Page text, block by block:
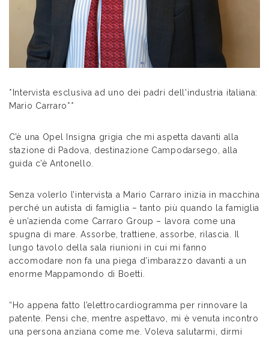
*Intervista esclusiva ad uno dei padri dell'industria italiana:
Mario Carraro**
C’è una Opel Insigna grigia che mi aspetta davanti alla
stazione di Padova, destinazione Campodarsego, alla
guida c’è Antonello.
Senza volerlo l’intervista a Mario Carraro inizia in macchina
perché un autista di famiglia – tanto più quando la famiglia
è un’azienda come Carraro Group – lavora come una
spugna di mare. Assorbe, trattiene, assorbe, rilascia. Il
lungo tavolo della sala riunioni in cui mi fanno
accomodare non fa una piega d’imbarazzo davanti a un
enorme Mappamondo di Boetti.
“Ho appena fatto l’elettrocardiogramma per rinnovare la
patente. Pensi che, mentre aspettavo, mi è venuta incontro
una persona anziana come me. Voleva salutarmi, dirmi